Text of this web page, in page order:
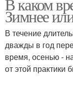
Зимнее
В течение
дважды в год
время, осенью -
от этой практики